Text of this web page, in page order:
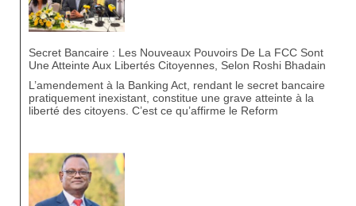
Secret Bancaire : Les Nouveaux Pouvoirs De La FCC Sont
Une Atteinte Aux Libertés Citoyennes, Selon Roshi Bhadain
L’amendement à la Banking Act, rendant le secret bancaire
pratiquement inexistant, constitue une grave atteinte à la
liberté des citoyens. C’est ce qu’affirme le Reform